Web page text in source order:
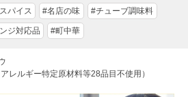
パイス #名店の味 #チューブ調味料
ジ対応品 #町中華
ルギー特定原材料等28品目不使用）